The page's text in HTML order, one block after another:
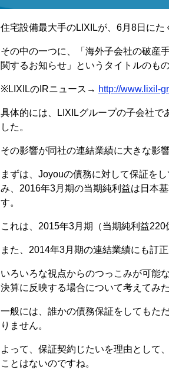
住宅設備最大手のLIXILが、6月8日にた
その中の一つに、「海外子会社の破産
関するお知らせ」というタイトルのも
※LIXILのIRニュース→ http://www.lixil-
具体的には、LIXILグループの子会社で
した。
その影響が同社の連結業績に大きな影
まずは、Joyouの債務に対して保証を
み、2016年3月期の当期純利益は日本
す。
これは、2015年3月期（当期純利益
また、2014年3月期の連結業績にも訂正
いろいろな視点からのつっこみが可能
決算に反映する場合について考えてみ
一般には、誰かの債務保証をしてもた
りません。
よって、保証契約じたいを理由として
ことはないのですね。